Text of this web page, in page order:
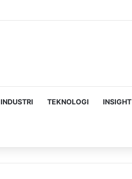
INDUSTRI TEKNOLOGI INSIGHT